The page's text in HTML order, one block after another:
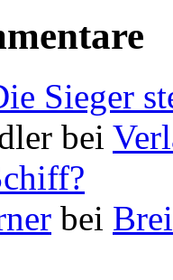
Sieger
bei
bei